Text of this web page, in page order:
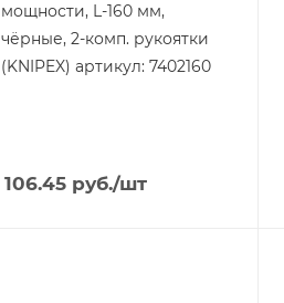
мощности, L-160 мм,
чёрные, 2-комп. рукоятки
(KNIPEX) артикул: 7402160
106.45 руб./шт